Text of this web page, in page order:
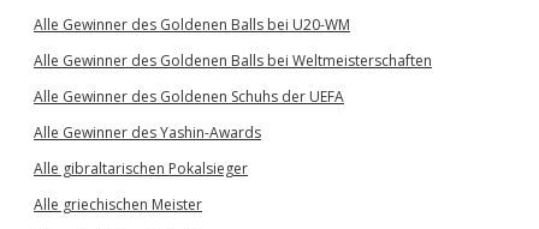
Alle Gewinner des Goldenen Balls bei U20-WM
Alle Gewinner des Goldenen Balls bei Weltmeisterschaften
Alle Gewinner des Goldenen Schuhs der UEFA
Alle Gewinner des Yashin-Awards
Alle gibraltarischen Pokalsieger
Alle griechischen Meister